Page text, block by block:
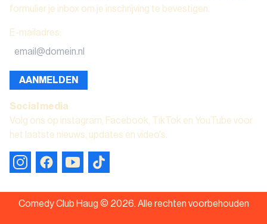
formulier je inbox om je inschrijving te bevestigen.
E-mailadres:
AANMELDEN
Social media
Volg ons op instagram, Facebook, TikTok en YouTube voor
het laatste nieuws, updates en video's.
Comedy Club Haug © 2026. Alle rechten voorbehouden